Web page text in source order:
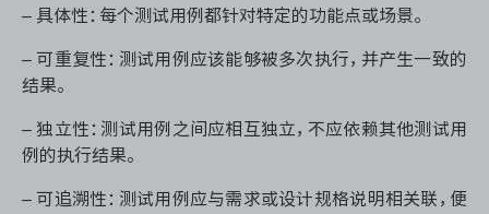
– 具体性：每个测试用例都针对特定的功能点或场景。
– 可重复性：测试用例应该能够被多次执行，并产生一致的
结果。
– 独立性：测试用例之间应相互独立，不应依赖其他测试用
例的执行结果。
– 可追溯性：测试用例应与需求或设计规格说明相关联，便